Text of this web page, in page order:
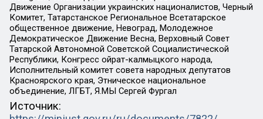
Движение Организации украинских националистов, Черный
Комитет, Татарстанское Региональное Всетатарское
общественное движение, Невоград, Молодежное
Демократическое Движение Весна, Верховный Совет
Татарской Автономной Советской Социалистической
Республики, Конгресс ойрат-калмыцкого народа,
Исполнительный комитет совета народных депутатов
Красноярского края, Этническое национальное
объединение, ЛГБТ, Я.МЫ Сергей Фургал
Источник: